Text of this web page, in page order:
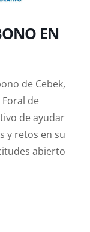
EN
de Cebek,
de
de ayudar
y retos en su
abierto